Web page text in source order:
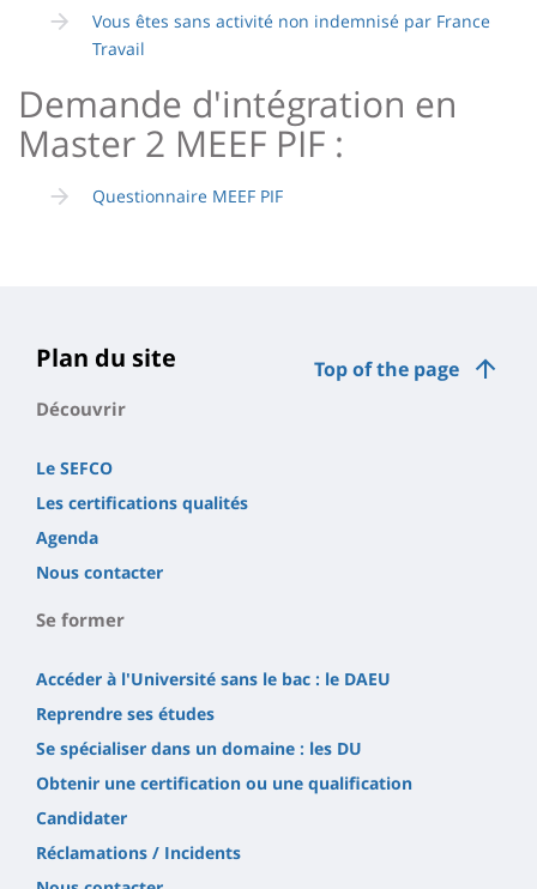
Vous êtes sans activité non indemnisé par France
Travail
Demande d'intégration en
Master 2 MEEF PIF :
Questionnaire MEEF PIF
Top of the page
Plan du site
Découvrir
Le SEFCO
Les certifications qualités
Agenda
Nous contacter
Se former
Accéder à l'Université sans le bac : le DAEU
Reprendre ses études
Se spécialiser dans un domaine : les DU
Obtenir une certification ou une qualification
Candidater
Réclamations / Incidents